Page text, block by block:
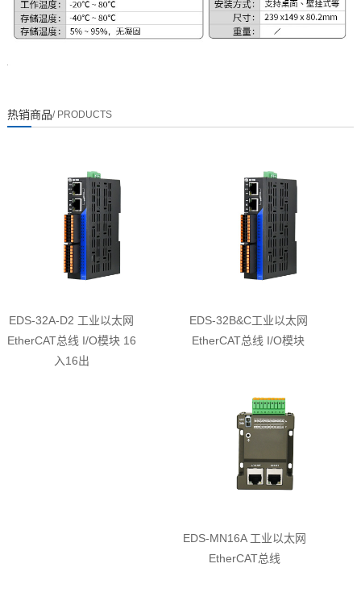
热销商品/ PRODUCTS
EDS-32A-D2 工业以太网
EtherCAT总线 I/O模块 16
入16出
EDS-32B&C工业以太网
EtherCAT总线 I/O模块
EDS-MN16A 工业以太网
EtherCAT总线